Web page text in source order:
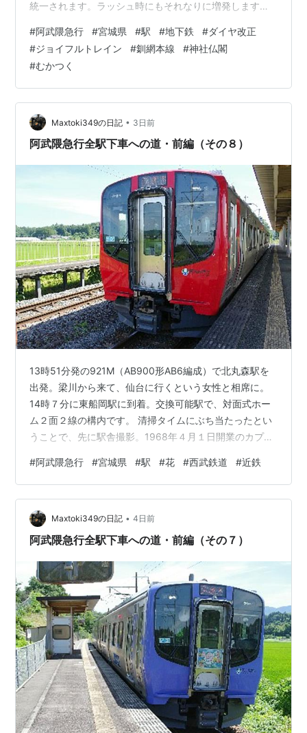
統一されます。ラッシュ時にもそれなりに増発します。
り、池袋〜中野坂上間では５分おきから４分おきに頻度
が上がり、１時間あたり15本となります。中野坂上〜方
南町間では折り返し列車の一部を池袋方面からの直通列
車に変更し、平日では20本、土休日では39本直通列車が
増えます。 さて、本題に。14時46分発の964M（AB900
形AB6編成）で…
#阿武隈急行 #宮城県 #駅 #地下鉄 #ダイヤ改正
#ジョイフルトレイン #釧網本線 #神社仏閣
#むかつく
Maxtoki349の日記 • 3日前
阿武隈急行全駅下車への道・前編（その８）
13時51分発の921M（AB900形AB6編成）で北丸森駅を
出発。梁川から来て、仙台に行くという女性と相席に。
14時７分に東船岡駅に到着。交換可能駅で、対面式ホー
ム２面２線の構内です。 清掃タイムにぶち当たったとい
うことで、先に駅舎撮影。1968年４月１日開業のカプセ
隈急行への転換とともに現在の駅名になりました。 その
待合所の向かいには公衆トイレが。 清掃時間を利用し
て、先に周辺散策。JR船岡駅の付近には桜の名所がある
ようです。それにしても、南北が逆です。キャッチフレ
ーズは「桜と菊の名所」だったりします。 駅前には閑静
#阿武隈急行 #宮城県 #駅 #花 #西武鉄道 #近鉄
Maxtoki349の日記 • 4日前
阿武隈急行全駅下車への道・前編（その７）